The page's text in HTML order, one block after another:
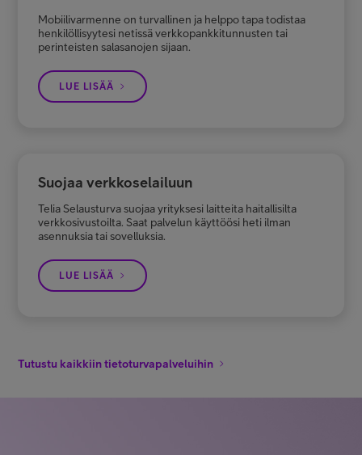
Mobiilivarmenne on turvallinen ja helppo tapa todistaa
henkilöllisyytesi netissä verkkopankkitunnusten tai
perinteisten salasanojen sijaan.
LUE LISÄÄ
Suojaa verkkoselailuun
Telia Selausturva suojaa yrityksesi laitteita haitallisilta
verkkosivustoilta. Saat palvelun käyttöösi heti ilman
asennuksia tai sovelluksia.
LUE LISÄÄ
Tutustu kaikkiin tietoturvapalveluihin